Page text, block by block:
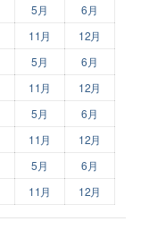
5月
6月
11月 12月
5月
6月
11月 12月
5月
6月
11月 12月
5月
6月
11月 12月